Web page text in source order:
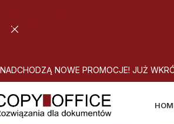
Skip to main content
NADCHODZĄ NOWE PROMOCJE! JUŻ WKR